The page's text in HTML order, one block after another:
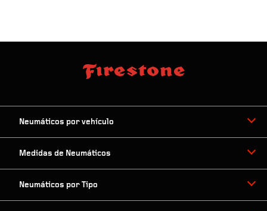
Neumáticos por vehículo
Medidas de Neumáticos
Neumáticos por Tipo